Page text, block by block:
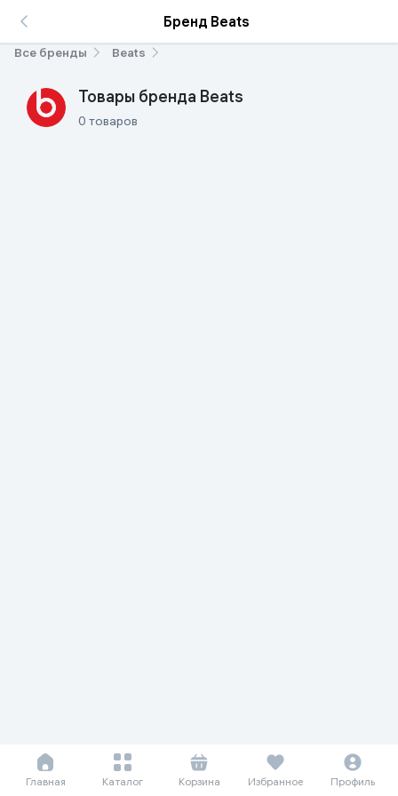
Бренд Beats
Все бренды Beats
Товары бренда Beats
0 товаров
Главная Каталог Корзина Избранное Профиль